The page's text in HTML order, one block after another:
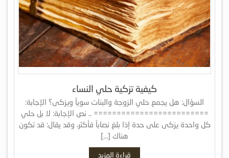
كيفية تزكية حلي النساء
السؤال: هل يجمع حلي الزوجة والبنات سوياً ويزكى؟ الإجابة:
========================= .. نص الإجابة: لا بل حلي
كل واحدة يزكى على حدة إذا بلغ نصاباً فأكثر، وقد يقال: قد تكون
هناك […]
قراءة المزيد